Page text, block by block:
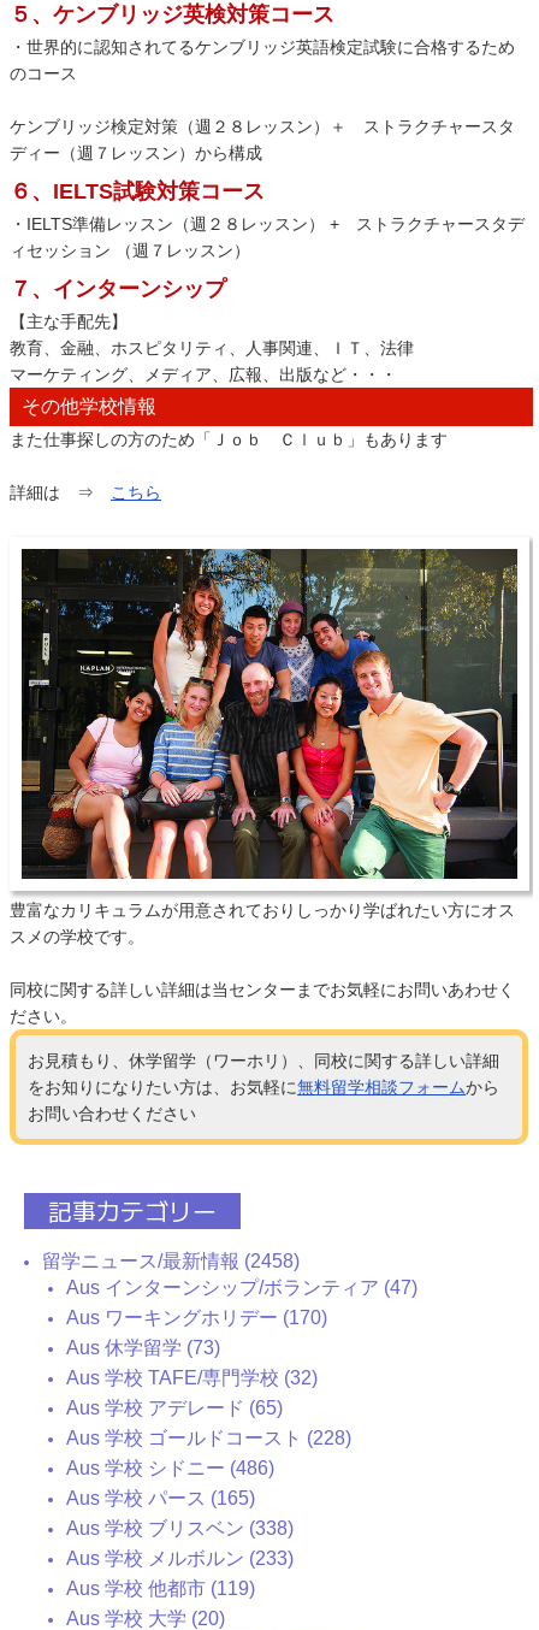
５、ケンブリッジ英検対策コース
・世界的に認知されてるケンブリッジ英語検定試験に合格するため
のコース
ケンブリッジ検定対策（週２８レッスン）＋ ストラクチャースタ
ディー（週７レッスン）から構成
６、IELTS試験対策コース
・IELTS準備レッスン（週２８レッスン） + ストラクチャースタデ
ィセッション （週７レッスン）
７、インターンシップ
【主な手配先】
教育、金融、ホスピタリティ、人事関連、ＩＴ、法律
マーケティング、メディア、広報、出版など・・・
その他学校情報
また仕事探しの方のため「Ｊｏｂ Ｃｌｕｂ」もあります
詳細は ⇒ こちら
豊富なカリキュラムが用意されておりしっかり学ばれたい方にオス
スメの学校です。
同校に関する詳しい詳細は当センターまでお気軽にお問いあわせく
ださい。
お見積もり、休学留学（ワーホリ）、同校に関する詳しい詳細
をお知りになりたい方は、お気軽に無料留学相談フォームから
お問い合わせください
記事カテゴリー
留学ニュース/最新情報 (2458)
Aus インターンシップ/ボランティア (47)
Aus ワーキングホリデー (170)
Aus 休学留学 (73)
Aus 学校 TAFE/専門学校 (32)
Aus 学校 アデレード (65)
Aus 学校 ゴールドコースト (228)
Aus 学校 シドニー (486)
Aus 学校 パース (165)
Aus 学校 ブリスベン (338)
Aus 学校 メルボルン (233)
Aus 学校 他都市 (119)
Aus 学校 大学 (20)